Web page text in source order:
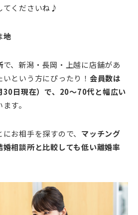
てくださいね♪
地
で、新潟・長岡・上越に店舗があ
という方にぴったり！ 会員数は
日現在）で、20～70代と幅広い
す。
お相手を探すので、 マッチング
相談所と比較しても低い離婚率